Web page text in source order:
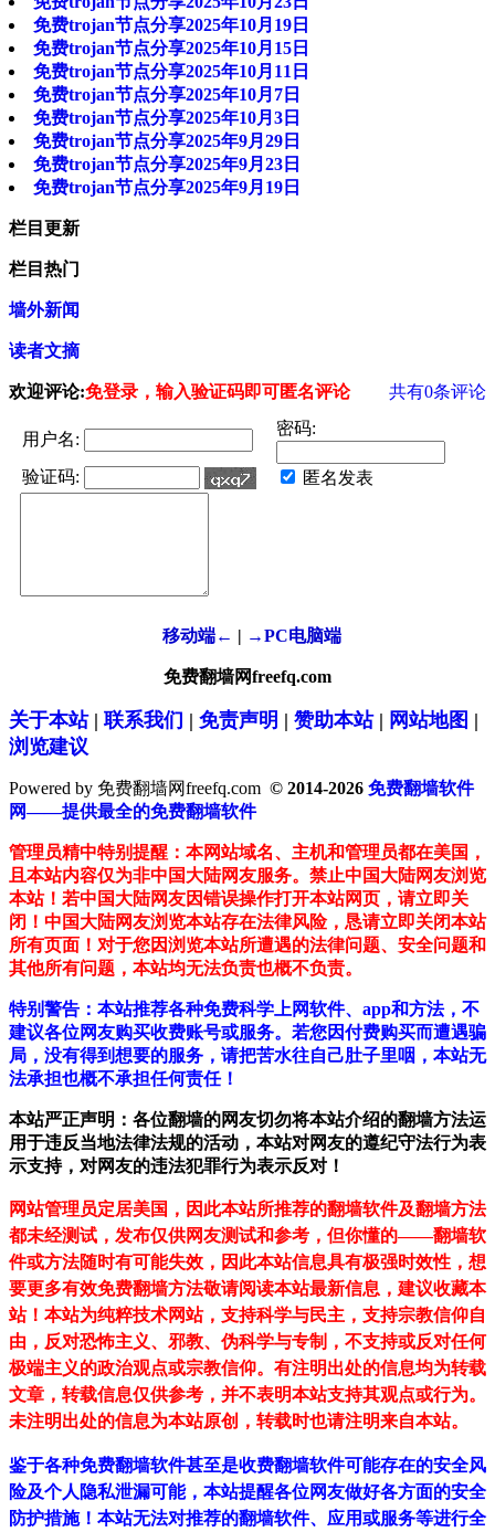
免费trojan节点分享2025年10月19日
免费trojan节点分享2025年10月15日
免费trojan节点分享2025年10月11日
免费trojan节点分享2025年10月7日
免费trojan节点分享2025年10月3日
免费trojan节点分享2025年9月29日
免费trojan节点分享2025年9月23日
免费trojan节点分享2025年9月19日
栏目更新
栏目热门
墙外新闻
读者文摘
欢迎评论:免登录，输入验证码即可匿名评论 共有0条评论
用户名:
密码:
验证码: 匿名发表
移动端← | →PC电脑端
免费翻墙网freefq.com
关于本站| 联系我们 | 免责声明 | 赞助本站| 网站地图 |
浏览建议
Powered by 免费翻墙网freefq.com © 2014-2026 免费翻墙软件
网——提供最全的免费翻墙软件
管理员精中特别提醒：本网站域名、主机和管理员都在美国，
且本站内容仅为非中国大陆网友服务。禁止中国大陆网友浏览
本站！若中国大陆网友因错误操作打开本站网页，请立即关
闭！中国大陆网友浏览本站存在法律风险，恳请立即关闭本站
所有页面！对于您因浏览本站所遭遇的法律问题、安全问题和
其他所有问题，本站均无法负责也概不负责。
特别警告：本站推荐各种免费科学上网软件、app和方法，不
建议各位网友购买收费账号或服务。若您因付费购买而遭遇骗
局，没有得到想要的服务，请把苦水往自己肚子里咽，本站无
法承担也概不承担任何责任！
本站严正声明：各位翻墙的网友切勿将本站介绍的翻墙方法运
用于违反当地法律法规的活动，本站对网友的遵纪守法行为表
示支持，对网友的违法犯罪行为表示反对！
网站管理员定居美国，因此本站所推荐的翻墙软件及翻墙方法
都未经测试，发布仅供网友测试和参考，但你懂的——翻墙软
件或方法随时有可能失效，因此本站信息具有极强时效性，想
要更多有效免费翻墙方法敬请阅读本站最新信息，建议收藏本
站！ 本站为纯粹技术网站，支持科学与民主，支持宗教信仰自
由，反对恐怖主义、邪教、伪科学与专制，不支持或反对任何
极端主义的政治观点或宗教信仰。有注明出处的信息均为转载
文章，转载信息仅供参考，并不表明本站支持其观点或行为。
未注明出处的信息为本站原创，转载时也请注明来自本站。
鉴于各种免费翻墙软件甚至是收费翻墙软件可能存在的安全风
险及个人隐私泄漏可能，本站提醒各位网友做好各方面的安全
防护措施！本站无法对推荐的翻墙软件、应用或服务等进行全